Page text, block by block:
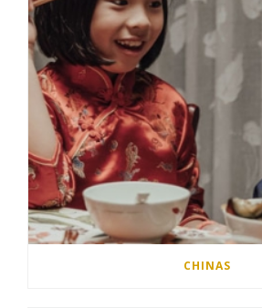
CHINAS